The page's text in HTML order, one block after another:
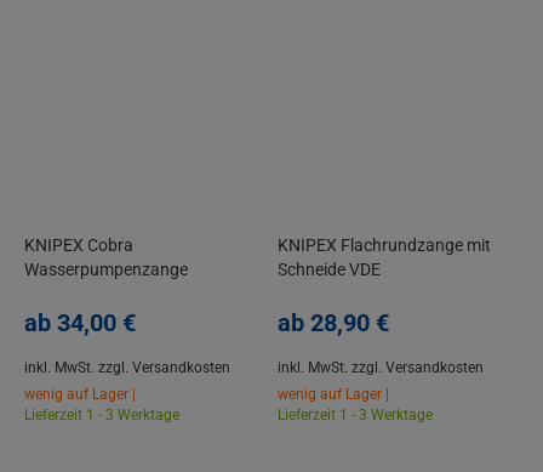
KNIPEX Cobra
Wasserpumpenzange
250-300 mm
ab 34,00 €
inkl. MwSt. zzgl. Versandkosten
wenig auf Lager |
Lieferzeit 1 - 3 Werktage
KNIPEX Flachrundzange mit
Schneide VDE
ab 28,90 €
inkl. MwSt. zzgl. Versandkosten
wenig auf Lager |
Lieferzeit 1 - 3 Werktage